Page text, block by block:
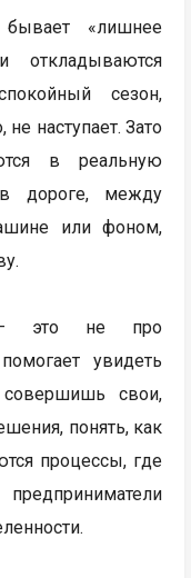
«лишнее
откладываются
сезон,
наступает. Зато
в реальную
дороге, между
или фоном,
— это не про
увидеть
свои,
понять, как
процессы, где